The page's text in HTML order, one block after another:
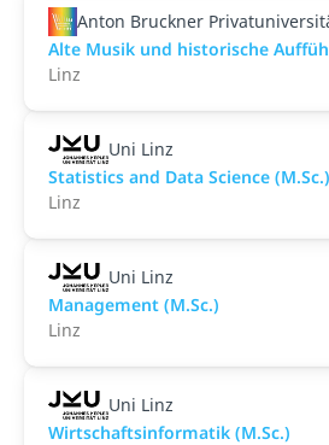
Anton Bruckner
Alte Musik und historische
Linz
Uni Linz
Statistics and Data Science (M.Sc.)
Linz
Uni Linz
Management (M.Sc.)
Linz
Uni Linz
Wirtschaftsinformatik (M.Sc.)